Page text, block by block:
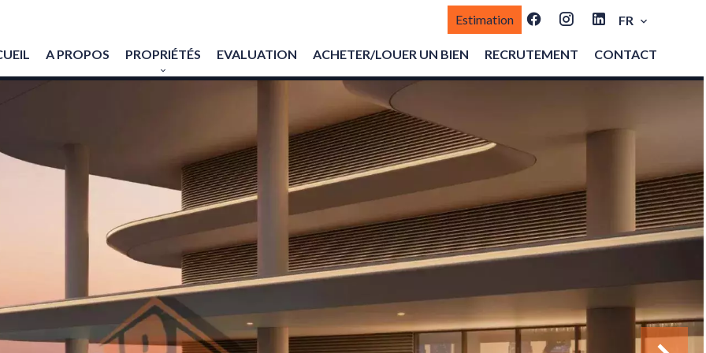
Estimation FR
A PROPOS PROPRIÉTÉS EVALUATION ACHETER/LOUER UN BIEN RECRUTEMENT CONTACT